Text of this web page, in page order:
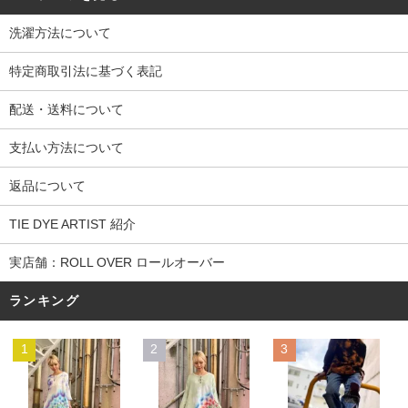
洗濯方法について
特定商取引法に基づく表記
配送・送料について
支払い方法について
返品について
TIE DYE ARTIST 紹介
実店舗：ROLL OVER ロールオーバー
ランキング
1 2 3